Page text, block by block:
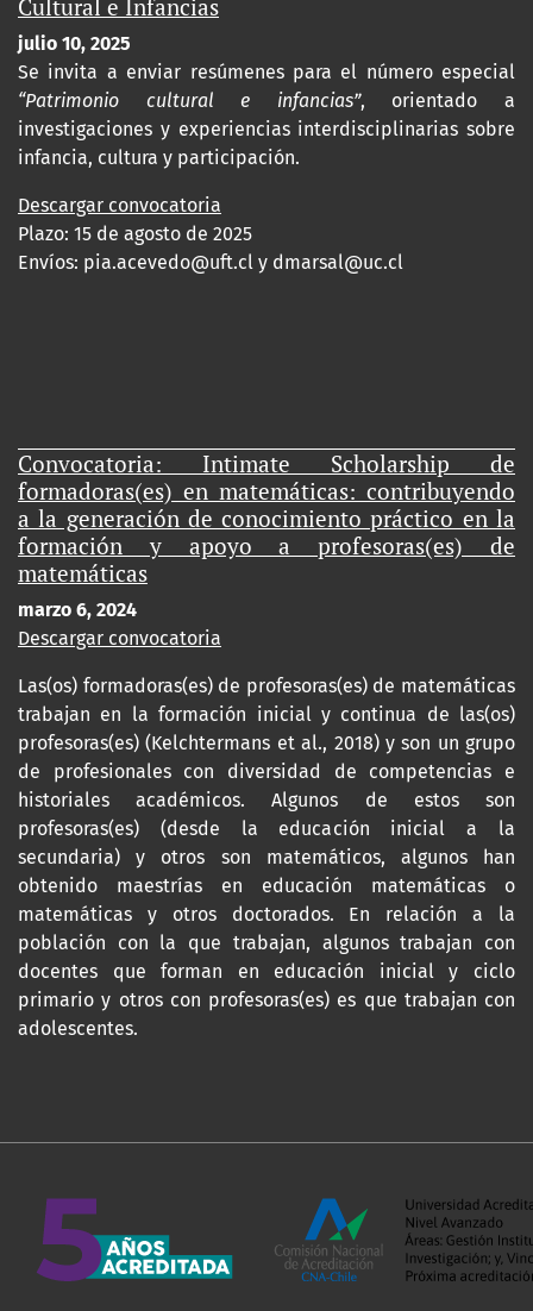
Cultural e Infancias
julio 10, 2025
Se invita a enviar resúmenes para el número especial
“Patrimonio cultural e infancias”, orientado a
investigaciones y experiencias interdisciplinarias sobre
infancia, cultura y participación.
Descargar convocatoria
Plazo: 15 de agosto de 2025
Envíos: pia.acevedo@uft.cl y dmarsal@uc.cl
Convocatoria: Intimate Scholarship de
formadoras(es) en matemáticas: contribuyendo
a la generación de conocimiento práctico en la
formación y apoyo a profesoras(es) de
matemáticas
marzo 6, 2024
Descargar convocatoria
Las(os) formadoras(es) de profesoras(es) de matemáticas
trabajan en la formación inicial y continua de las(os)
profesoras(es) (Kelchtermans et al., 2018) y son un grupo
de profesionales con diversidad de competencias e
historiales académicos. Algunos de estos son
profesoras(es) (desde la educación inicial a la
secundaria) y otros son matemáticos, algunos han
obtenido maestrías en educación matemáticas o
matemáticas y otros doctorados. En relación a la
población con la que trabajan, algunos trabajan con
docentes que forman en educación inicial y ciclo
primario y otros con profesoras(es) es que trabajan con
adolescentes.